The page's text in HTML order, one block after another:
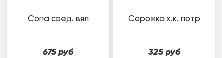
Сопа сред. вял
675 руб
Сорожка х.к. потр
325 руб